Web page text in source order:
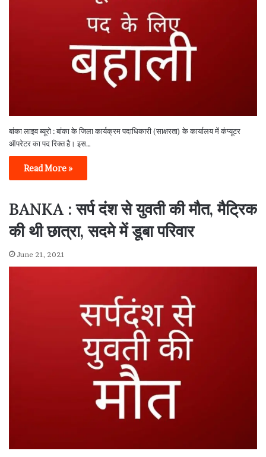
बांका लाइव ब्यूरो : बांका के जिला कार्यक्रम पदाधिकारी (साक्षरता) के कार्यालय में कंप्यूटर
ऑपरेटर का पद रिक्त है। इस…
Read More »
BANKA : सर्प दंश से युवती की मौत, मैट्रिक
की थी छात्रा, सदमे में डूबा परिवार
June 21, 2021